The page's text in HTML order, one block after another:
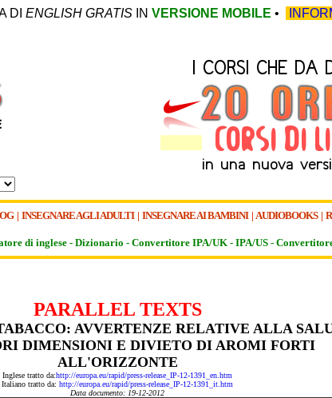
DI ENGLISH GRATIS IN VERSIONE MOBILE •
| INSEGNARE AGLI ADULTI | INSEGNARE AI BAMBINI| AUDIOBOOKS|
di inglese - Dizionario - Convertitore IPA/UK - IPA/US -
PARALLEL TEXTS
AVVERTENZE RELATIVE ALLA
DIMENSIONI E DIVIETO DI AROMI FORTI
ALL'ORIZZONTE
Inglese tratto da:http://europa.eu/rapid/press-release_IP-12-1391_en.htm
Italiano tratto da: http://europa.eu/rapid/press-release_IP-12-1391_it.htm
Data documento: 19-12-2012